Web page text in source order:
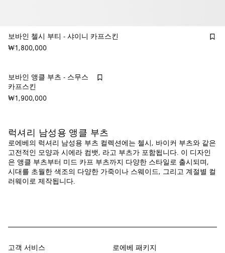
보바인 첼시 부티 - 샤이니 카프스킨
₩1,800,000
보바인 앵클 부츠 - 스무스
카프스킨
₩1,900,000
럭셔리 남성용 앵클 부츠
로에베의 럭셔리 남성용 부츠 컬렉션에는 첼시, 바이커 부츠와 같은
고전적인 모양과 시에라 컴뱃, 라고 부츠가 포함됩니다. 이 디자인
은 앵클 부츠부터 미드 카프 부츠까지 다양한 스타일로 출시되며,
시대를 초월한 색조의 다양한 가죽이나 스웨이드, 그리고 계절별 컬
러웨이로 제작됩니다.
고객 서비스
로에베 패키지